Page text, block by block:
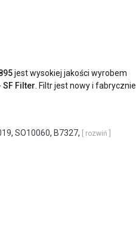
jest wysokiej jakości wyrobem
SF Filter. Filtr jest nowy i fabrycznie
, SO10060, B7327, [ rozwiń ]